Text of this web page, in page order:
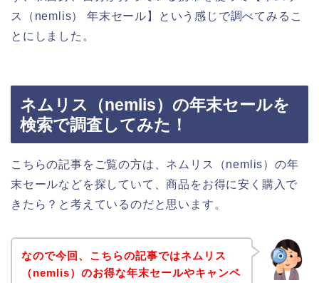
ス（nemlis） 年末セール】という感じで調べてみるこ
とにしました。
ネムリス（nemlis）の年末セールを
検索で調査してみた！
こちらの記事をご覧の方は、ネムリス（nemlis）の年
末セールなどを探していて、商品をお得に安く購入で
きたら？と考えているのだと思います。
なので今回、こちらの記事ではネムリス
（nemlis）のお得な年末セールやキャンペ